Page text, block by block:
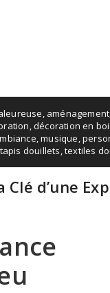
, aménagement
,décoration en
,musique,
tapis douillets,textiles
d’une